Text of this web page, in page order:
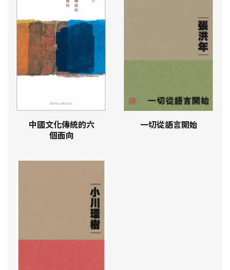
中國文化傳統的六
個面向
一切從語言開始